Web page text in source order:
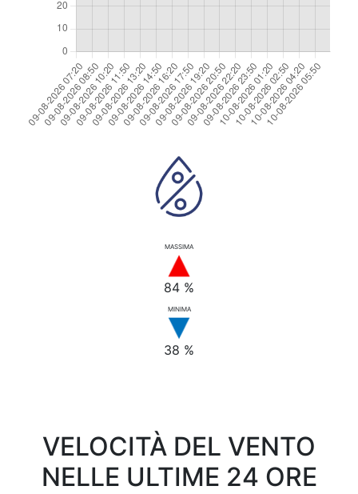
MASSIMA
84 %
MINIMA
38 %
VELOCITÀ DEL VENTO
NELLE ULTIME 24 ORE